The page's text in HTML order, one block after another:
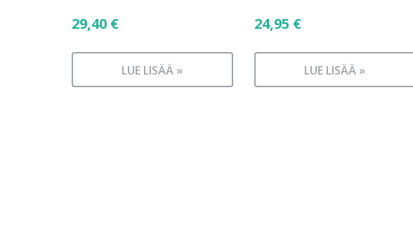
29,40 €
LUE LISÄÄ »
24,95 €
LUE LISÄÄ »